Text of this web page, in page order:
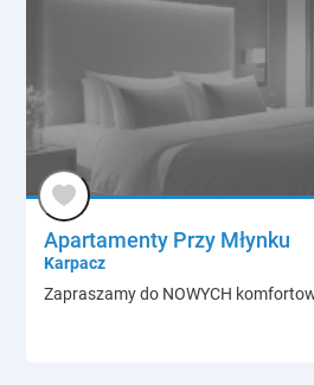
Apartamenty Przy Młynku
Karpacz
Zapraszamy do NOWYCH